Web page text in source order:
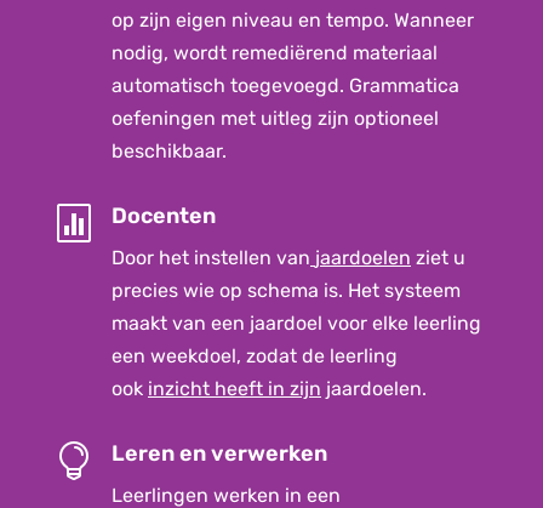
op zijn eigen niveau en tempo. Wanneer
nodig, wordt remediërend materiaal
automatisch toegevoegd. Grammatica
oefeningen met uitleg zijn optioneel
beschikbaar.
 Docenten
Door het instellen van jaardoelen ziet u
precies wie op schema is. Het systeem
maakt van een jaardoel voor elke leerling
een weekdoel, zodat de leerling
ook inzicht heeft in zijn jaardoelen.
 Leren en verwerken
Leerlingen werken in een